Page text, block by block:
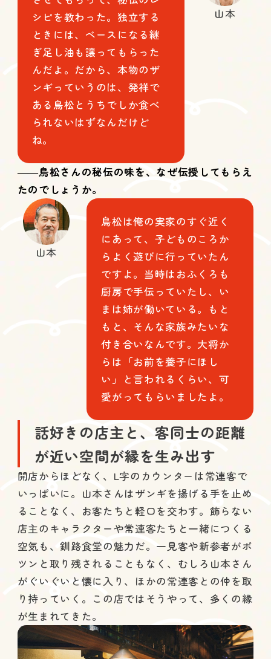
シピを教わった。独立する
ときには、ベースになる継
ぎ足し油も譲ってもらった
んだよ。だから、本物のザ
ンギっていうのは、発祥で
ある鳥松とうちでしか食べ
られないはずなんだけど
ね。
山本
――鳥松さんの秘伝の味を、なぜ伝授してもらえ
たのでしょうか。
鳥松は俺の実家のすぐ近く
にあって、子どものころか
らよく遊びに行っていたん
ですよ。当時はおふくろも
厨房で手伝っていたし、い
まは姉が働いている。もと
もと、そんな家族みたいな
付き合いなんです。大将か
らは「お前を養子にほし
い」と言われるくらい、可
愛がってもらいましたよ。
山本
話好きの店主と、客同士の距離
が近い空間が縁を生み出す
開店からほどなく、L字のカウンターは常連客で
いっぱいに。山本さんはザンギを揚げる手を止め
ることなく、お客たちと軽口を交わす。飾らない
店主のキャラクターや常連客たちと一緒につくる
空気も、釧路食堂の魅力だ。一見客や新参者がポ
ツンと取り残されることもなく、むしろ山本さん
がぐいぐいと懐に入り、ほかの常連客との仲を取
り持っていく。この店ではそうやって、多くの縁
が生まれてきた。